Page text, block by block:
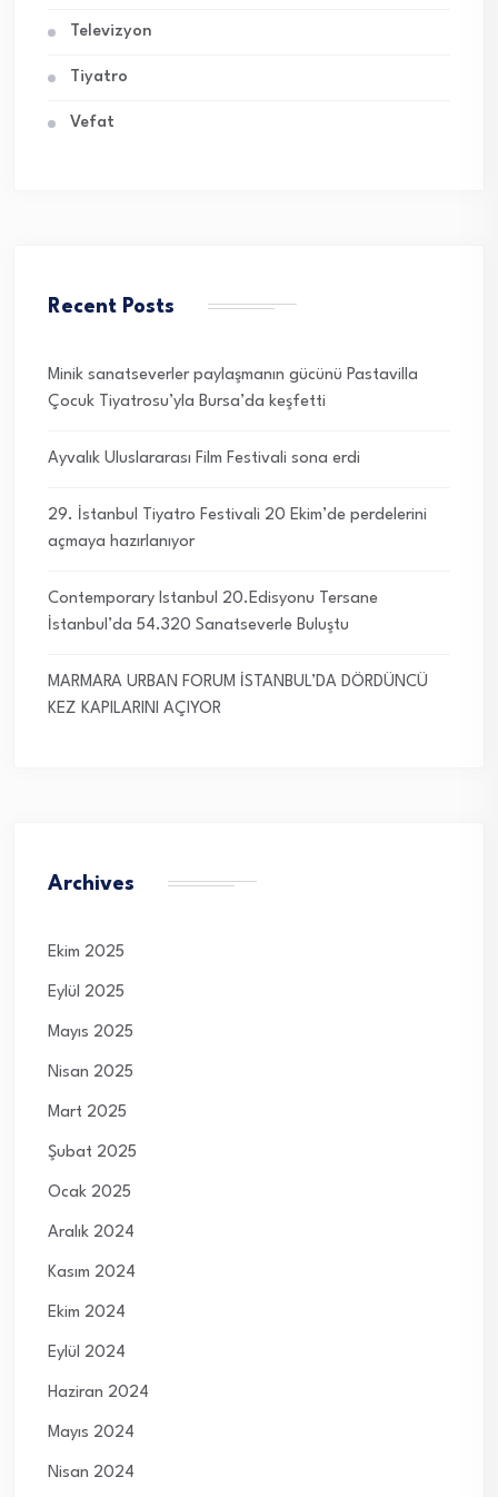
Televizyon
Tiyatro
Vefat
Recent Posts
Minik sanatseverler paylaşmanın gücünü Pastavilla
Çocuk Tiyatrosu’yla Bursa’da keşfetti
Ayvalık Uluslararası Film Festivali sona erdi
29. İstanbul Tiyatro Festivali 20 Ekim’de perdelerini
açmaya hazırlanıyor
Contemporary Istanbul 20.Edisyonu Tersane
İstanbul’da 54.320 Sanatseverle Buluştu
MARMARA URBAN FORUM İSTANBUL’DA DÖRDÜNCÜ
KEZ KAPILARINI AÇIYOR
Archives
Ekim 2025
Eylül 2025
Mayıs 2025
Nisan 2025
Mart 2025
Şubat 2025
Ocak 2025
Aralık 2024
Kasım 2024
Ekim 2024
Eylül 2024
Haziran 2024
Mayıs 2024
Nisan 2024